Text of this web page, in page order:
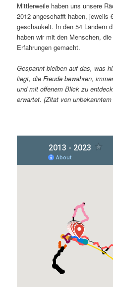
Mittlerweile haben uns unsere
2012 angeschafft haben, jeweils
geschaukelt. In den 54 Ländern
haben wir mit den Menschen,
Erfahrungen gemacht.
Gespannt bleiben auf das, was
liegt, die Freude bewahren,
und mit offenem Blick zu
erwartet. (Zitat von